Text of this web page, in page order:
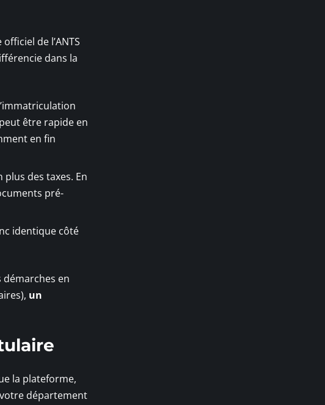
de l’ANTS
dans la
être rapide en
en fin
des taxes. En
pré-
identique côté
démarches en
un
la plateforme,
département